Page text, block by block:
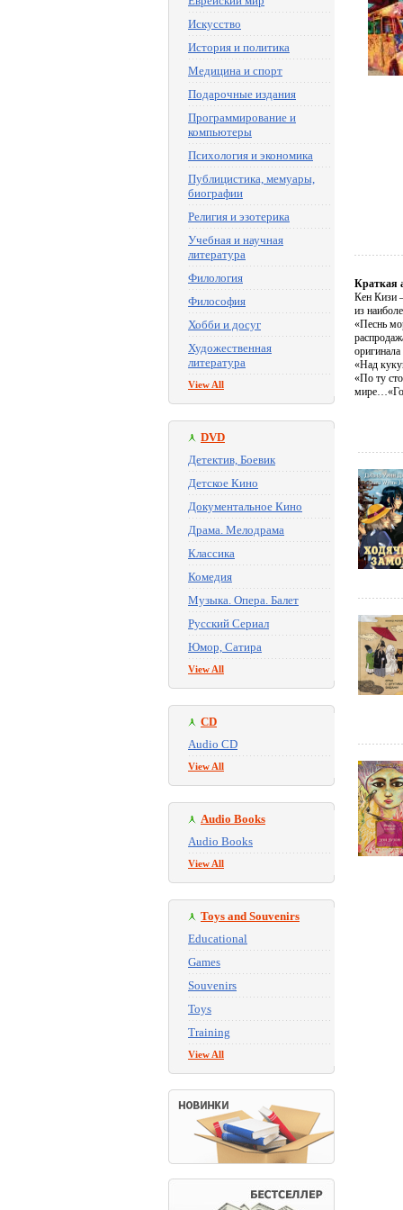
Искусство
История и политика
Медицина и спорт
Подарочные издания
Программирование и
компьютеры
Психология и экономика
Публицистика, мемуары,
биографии
Религия и эзотерика
Учебная и научная
литература
Филология
Философия
Хобби и досуг
Художественная
литература
View All
DVD
Детектив, Боевик
Детское Кино
Документальное Кино
Драма. Мелодрама
Классика
Комедия
Музыка. Опера. Балет
Русский Сериал
Юмор, Сатира
View All
CD
Audio CD
View All
Audio Books
Audio Books
View All
Toys and Souvenirs
Educational
Games
Souvenirs
Toys
Training
View All
Краткая
Кен Кизи
из
«Песнь
«Над
«По ту